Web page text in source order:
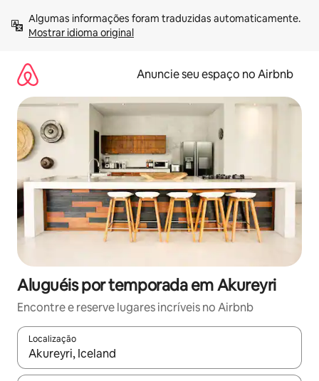
para
Mostrar idioma original
Anuncie seu espaço no Airbnb
Aluguéis por temporada em Akureyri
Encontre e reserve lugares incríveis no Airbnb
Localização
Quando os resultados estiverem disponíveis, explore-os